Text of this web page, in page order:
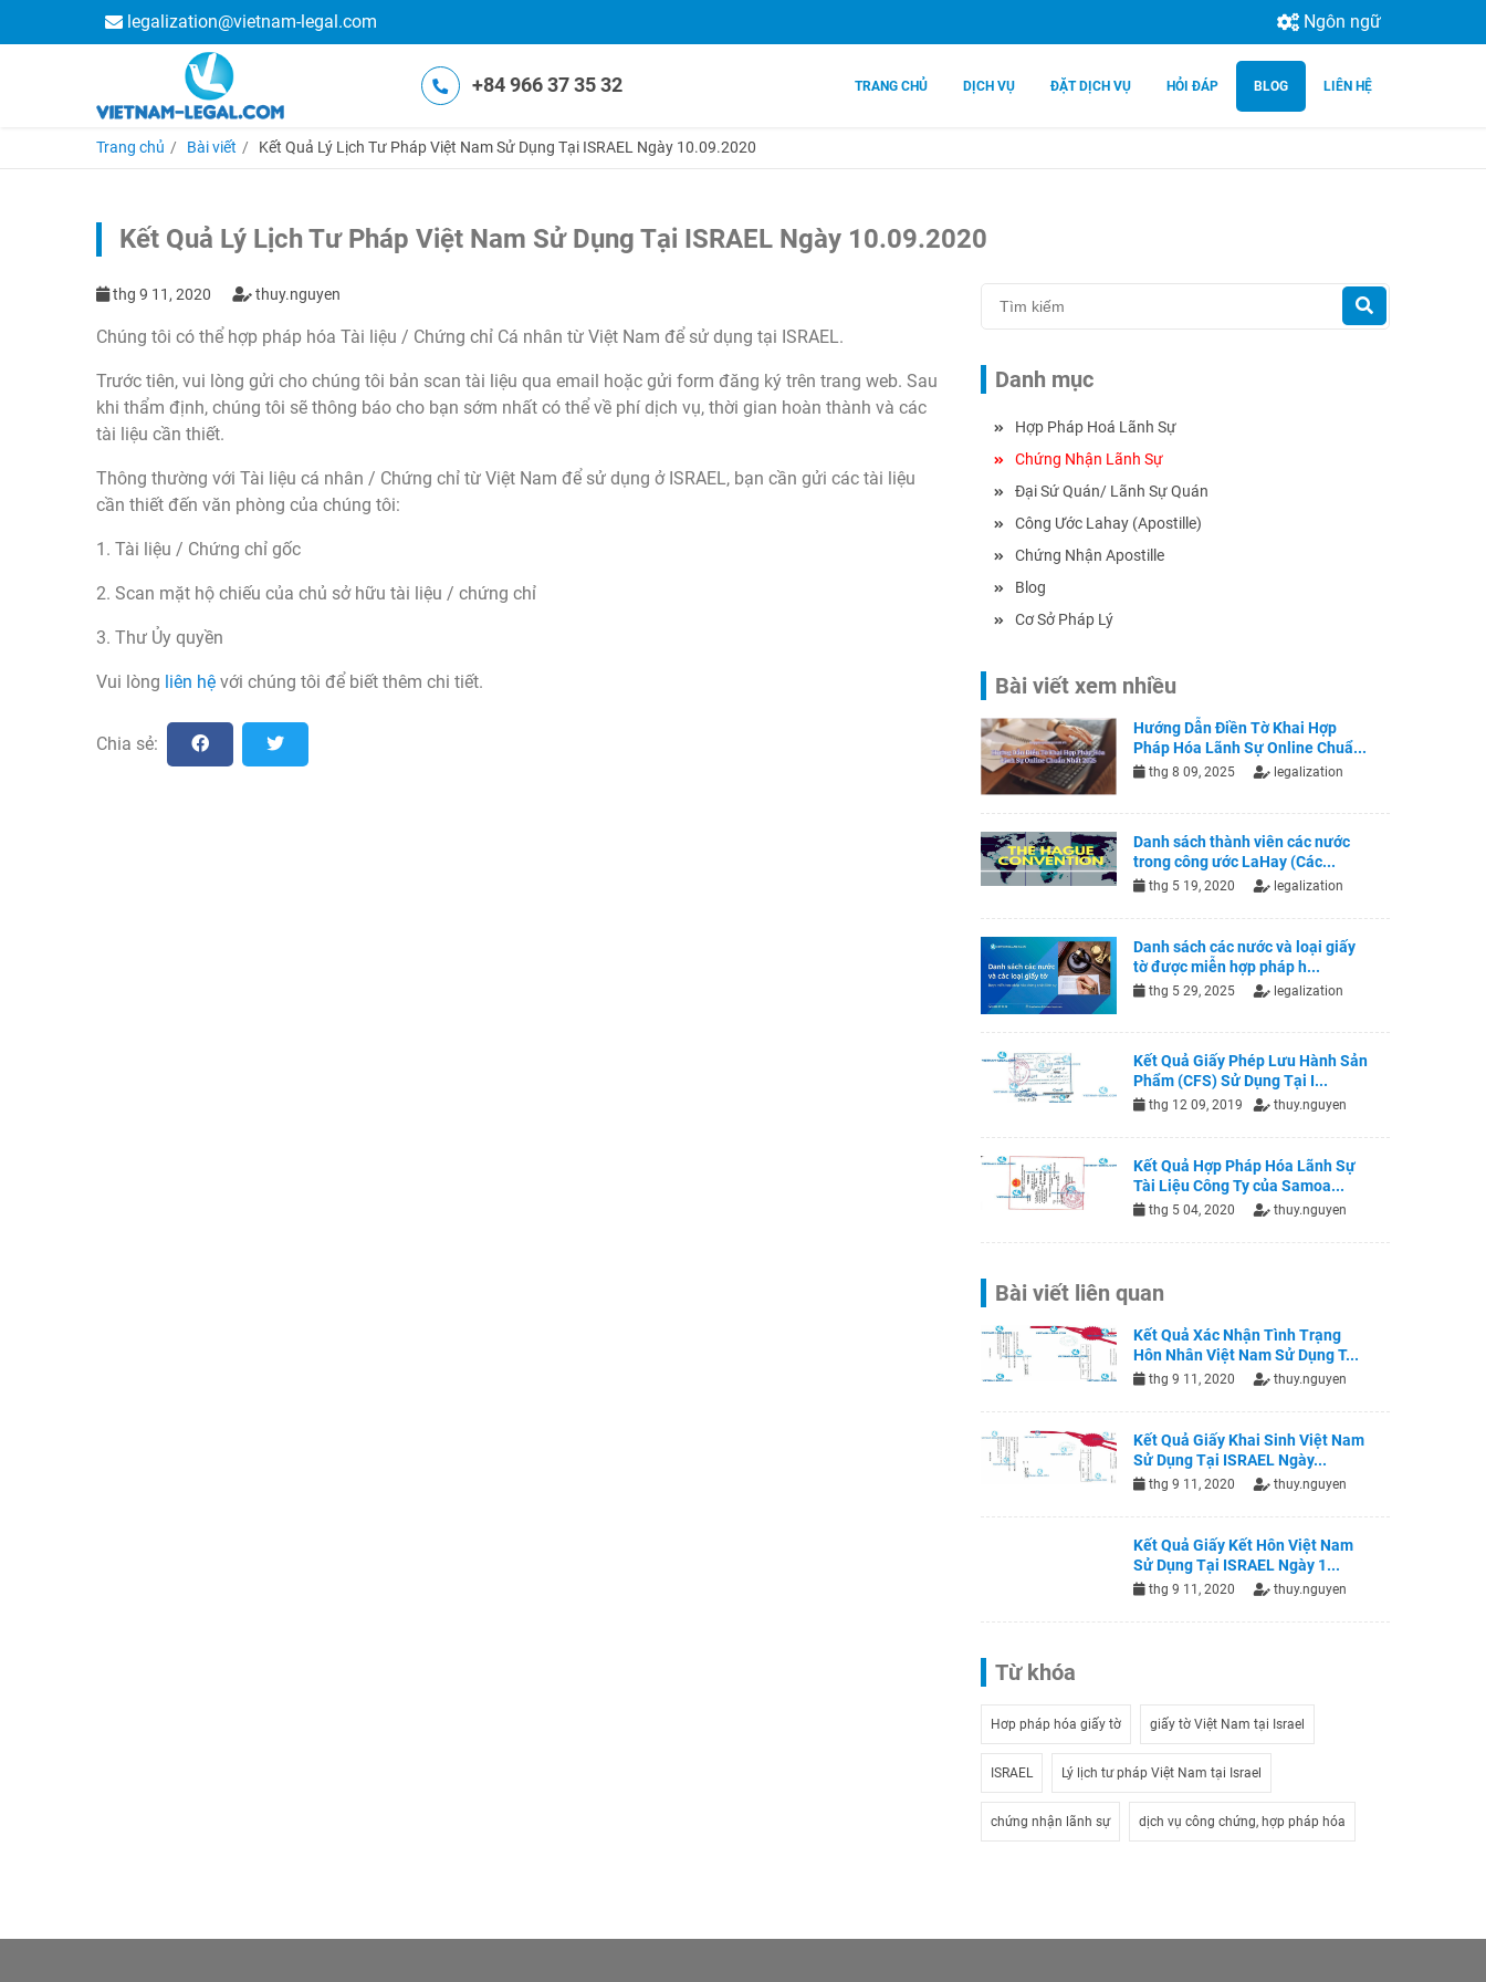
legalization@vietnam-legal.com Ngôn ngữ
+84 966 37 35 32 TRANG CHỦ DỊCH VỤ ĐẶT DỊCH VỤ HỎI ĐÁP BLOG LIÊN HỆ
Trang chủ Bài viết Kết Quả Lý Lịch Tư Pháp Việt Nam Sử Dụng Tại ISRAEL Ngày 10.09.2020
Kết Quả Lý Lịch Tư Pháp Việt Nam Sử Dụng Tại ISRAEL Ngày 10.09.2020
thg 9 11, 2020 thuy.nguyen
Chúng tôi có thể hợp pháp hóa Tài liệu / Chứng chỉ Cá nhân từ Việt Nam để sử dụng tại ISRAEL.
Trước tiên, vui lòng gửi cho chúng tôi bản scan tài liệu qua email hoặc gửi form đăng ký trên trang web. Sau
khi thẩm định, chúng tôi sẽ thông báo cho bạn sớm nhất có thể về phí dịch vụ, thời gian hoàn thành và các
tài liệu cần thiết.
Thông thường với Tài liệu cá nhân / Chứng chỉ từ Việt Nam để sử dụng ở ISRAEL, bạn cần gửi các tài liệu
cần thiết đến văn phòng của chúng tôi:
1. Tài liệu / Chứng chỉ gốc
2. Scan mặt hộ chiếu của chủ sở hữu tài liệu / chứng chỉ
3. Thư Ủy quyền
Vui lòng liên hệ với chúng tôi để biết thêm chi tiết.
Chia sẻ:
Danh mục
Hợp Pháp Hoá Lãnh Sự
Chứng Nhận Lãnh Sự
Đại Sứ Quán/ Lãnh Sự Quán
Công Ước Lahay (Apostille)
Chứng Nhận Apostille
Blog
Cơ Sở Pháp Lý
Bài viết xem nhiều
Hướng Dẫn Điền Tờ Khai Hợp
Pháp Hóa Lãnh Sự Online Chuẩ...
thg 8 09, 2025 legalization
Danh sách thành viên các nước
trong công ước LaHay (Các...
thg 5 19, 2020 legalization
Danh sách các nước và loại giấy
tờ được miễn hợp pháp h...
thg 5 29, 2025 legalization
Kết Quả Giấy Phép Lưu Hành Sản
Phẩm (CFS) Sử Dụng Tại I...
thg 12 09, 2019 thuy.nguyen
Kết Quả Hợp Pháp Hóa Lãnh Sự
Tài Liệu Công Ty của Samoa...
thg 5 04, 2020 thuy.nguyen
Bài viết liên quan
Kết Quả Xác Nhận Tình Trạng
Hôn Nhân Việt Nam Sử Dụng T...
thg 9 11, 2020 thuy.nguyen
Kết Quả Giấy Khai Sinh Việt Nam
Sử Dụng Tại ISRAEL Ngày...
thg 9 11, 2020 thuy.nguyen
Kết Quả Giấy Kết Hôn Việt Nam
Sử Dụng Tại ISRAEL Ngày 1...
thg 9 11, 2020 thuy.nguyen
Từ khóa
Hơp pháp hóa giấy tờ giấy tờ Việt Nam tại Israel
ISRAEL Lý lịch tư pháp Việt Nam tại Israel
chứng nhận lãnh sự dịch vụ công chứng, hợp pháp hóa